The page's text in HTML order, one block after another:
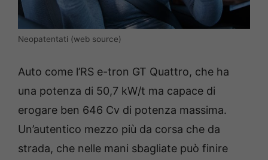
Neopatentati (web source)
Auto come l’RS e-tron GT Quattro, che ha
una potenza di 50,7 kW/t ma capace di
erogare ben 646 Cv di potenza massima.
Un’autentico mezzo più da corsa che da
strada, che nelle mani sbagliate può finire